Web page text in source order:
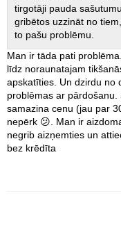
tirgotāji pauda
gribētos uzzināt no
to pašu problēmu.
Man ir tāda pati
līdz noraunatajam
apskatīties. Un dzirdu no
problēmas ar
samazina cenu (jau par
nepērk 😕. Man ir
negrib aizņemties un
bez krēdīta